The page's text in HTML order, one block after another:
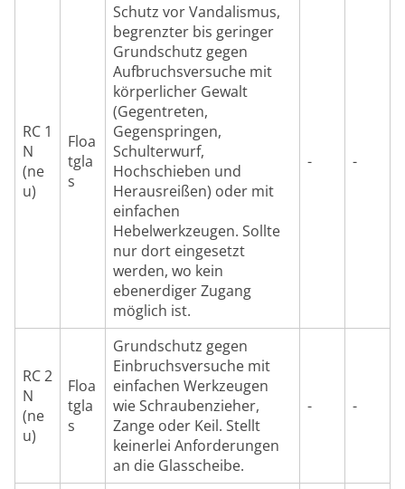
RC 1
N
(ne
u)
Floa
tgla
s
Schutz vor Vandalismus,
begrenzter bis geringer
Grundschutz gegen
Aufbruchsversuche mit
körperlicher Gewalt
(Gegentreten,
Gegenspringen,
Schulterwurf,
Hochschieben und
Herausreißen) oder mit
einfachen
Hebelwerkzeugen. Sollte
nur dort eingesetzt
werden, wo kein
ebenerdiger Zugang
möglich ist.
- -
RC 2
N
(ne
u)
Floa
tgla
s
Grundschutz gegen
Einbruchsversuche mit
einfachen Werkzeugen
wie Schraubenzieher,
Zange oder Keil. Stellt
keinerlei Anforderungen
an die Glasscheibe.
- -